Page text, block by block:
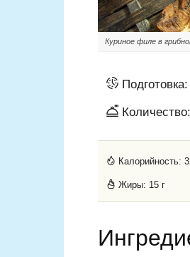
Куриное филе в
Подготовка:
Количество:
Калорийность:
Жиры: 15 г